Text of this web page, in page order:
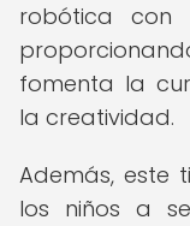
robótica con
fomenta la
la creatividad.
Además, este
los niños a